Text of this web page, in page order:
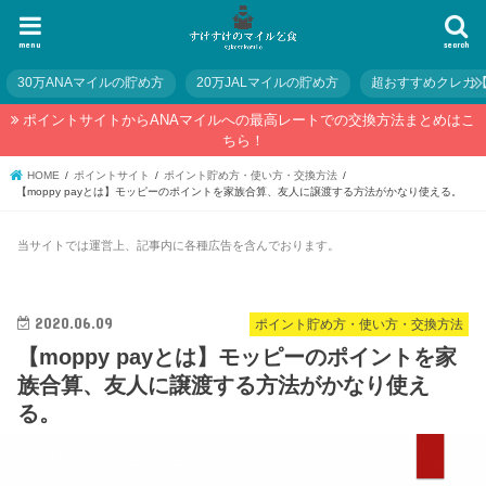
search
menu
30万ANAマイルの貯め方 20万JALマイルの貯め方 超おすすめクレカ
ポイントサイトからANAマイルへの最高レートでの交換方法まとめはこ
ちら！
HOME ポイントサイト
ポイント貯め方・使い方・交換方法
【moppy payとは】モッピーのポイントを家族合算、友人に譲渡する方法がかなり使える。
当サイトでは運営上、記事内に各種広告を含んでおります。
ポイント貯め方・使い方・交換方法
2020.06.09
【moppy payとは】モッピーのポイントを家
族合算、友人に譲渡する方法がかなり使え
る。